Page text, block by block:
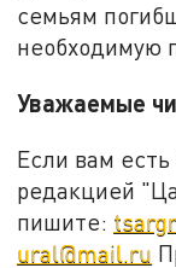
семьям
необходимую
Уважаемые
Если вам
редакцией
пишите:
ural@mail.ru